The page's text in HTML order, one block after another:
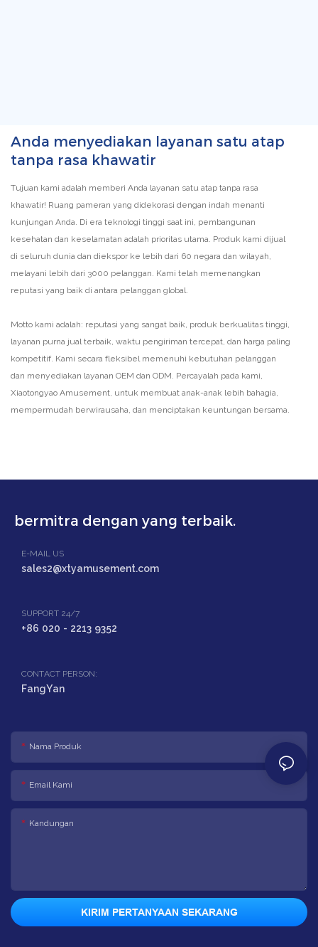
Anda menyediakan layanan satu atap
tanpa rasa khawatir
Tujuan kami adalah memberi Anda layanan satu atap tanpa rasa
khawatir! Ruang pameran yang didekorasi dengan indah menanti
kunjungan Anda. Di era teknologi tinggi saat ini, pembangunan
kesehatan dan keselamatan adalah prioritas utama. Produk kami dijual
di seluruh dunia dan diekspor ke lebih dari 60 negara dan wilayah,
melayani lebih dari 3000 pelanggan. Kami telah memenangkan
reputasi yang baik di antara pelanggan global.
Motto kami adalah: reputasi yang sangat baik, produk berkualitas tinggi,
layanan purna jual terbaik, waktu pengiriman tercepat, dan harga paling
kompetitif. Kami secara fleksibel memenuhi kebutuhan pelanggan
dan menyediakan layanan OEM dan ODM. Percayalah pada kami,
Xiaotongyao Amusement, untuk membuat anak-anak lebih bahagia,
mempermudah berwirausaha, dan menciptakan keuntungan bersama.
bermitra dengan yang terbaik.
E-MAIL US
sales2@xtyamusement.com
SUPPORT 24/7
+86 020 - 2213 9352
CONTACT PERSON:
FangYan
Nama Produk
Email Kami
Kandungan
KIRIM PERTANYAAN SEKARANG